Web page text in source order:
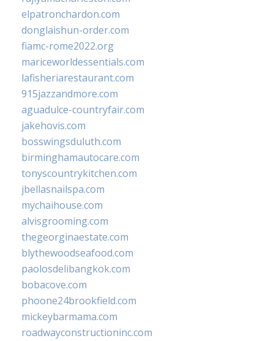
elpatronchardon.com
donglaishun-order.com
fiamc-rome2022.org
mariceworldessentials.com
lafisheriarestaurant.com
915jazzandmore.com
aguadulce-countryfair.com
jakehovis.com
bosswingsduluth.com
birminghamautocare.com
tonyscountrykitchen.com
jbellasnailspa.com
mychaihouse.com
alvisgrooming.com
thegeorginaestate.com
blythewoodseafood.com
paolosdelibangkok.com
bobacove.com
phoone24brookfield.com
mickeybarmama.com
roadwayconstructioninc.com